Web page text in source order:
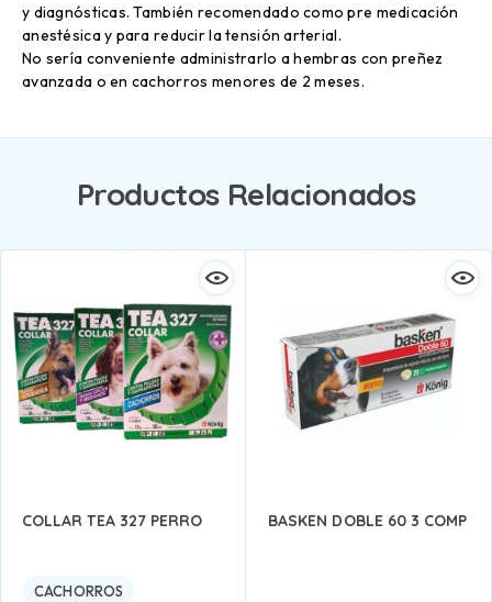
y diagnósticas. También recomendado como pre medicación
anestésica y para reducir la tensión arterial.
No sería conveniente administrarlo a hembras con preñez
avanzada o en cachorros menores de 2 meses.
Productos Relacionados
COLLAR TEA 327 PERRO
CACHORROS
BASKEN DOBLE 60 3 COMP